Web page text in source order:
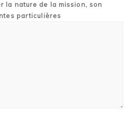
la nature de la mission, son
particulières